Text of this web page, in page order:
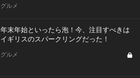
グルメ
年末年始といったら泡！今、注目すべきは
イギリスのスパークリングだった！
グルメ